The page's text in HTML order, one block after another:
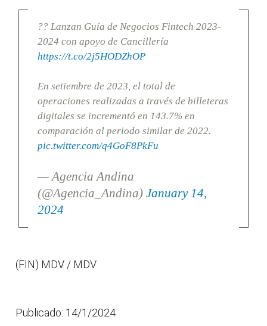
?? Lanzan Guía de Negocios Fintech 2023-
2024 con apoyo de Cancillería
https://t.co/2j5HODZhOP
En setiembre de 2023, el total de
operaciones realizadas a través de billeteras
digitales se incrementó en 143.7% en
comparación al periodo similar de 2022.
pic.twitter.com/q4GoF8PkFu
— Agencia Andina
(@Agencia_Andina) January 14,
2024
(FIN) MDV / MDV
Publicado: 14/1/2024